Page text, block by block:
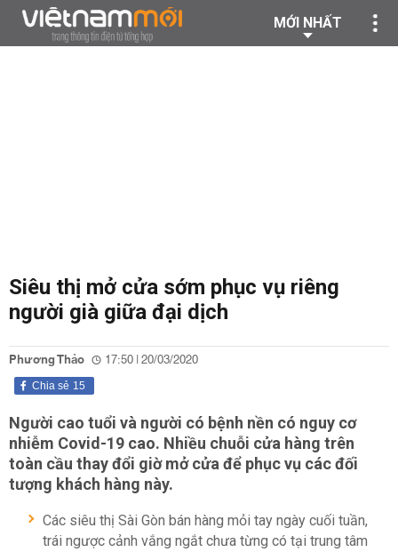
MỚI NHẤT
Siêu thị mở cửa sớm phục vụ riêng
người già giữa đại dịch
Phương Thảo 17:50 | 20/03/2020
15
Chia sẻ
Người cao tuổi và người có bệnh nền có nguy cơ
nhiễm Covid-19 cao. Nhiều chuỗi cửa hàng trên
toàn cầu thay đổi giờ mở cửa để phục vụ các đối
tượng khách hàng này.
Các siêu thị Sài Gòn bán hàng mỏi tay ngày cuối tuần,
trái ngược cảnh vắng ngắt chưa từng có tại trung tâm